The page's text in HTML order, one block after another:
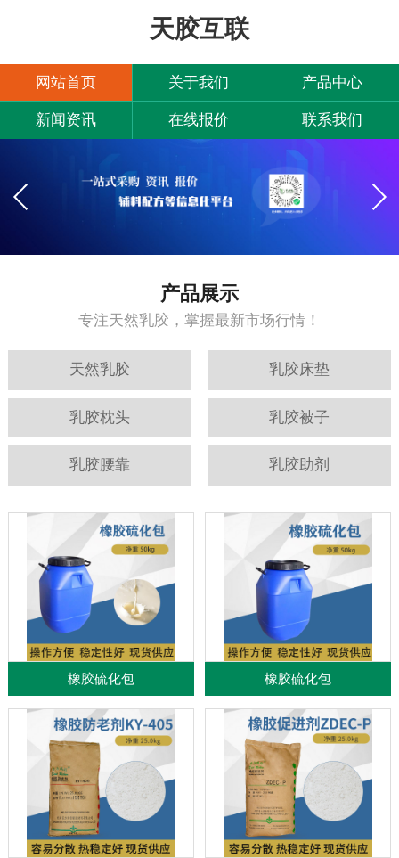
天胶互联
网站首页 关于我们 产品中心
新闻资讯 在线报价 联系我们
产品展示
专注天然乳胶，掌握最新市场行情！
天然乳胶 乳胶床垫
乳胶枕头 乳胶被子
乳胶腰靠 乳胶助剂
橡胶硫化包 橡胶硫化包